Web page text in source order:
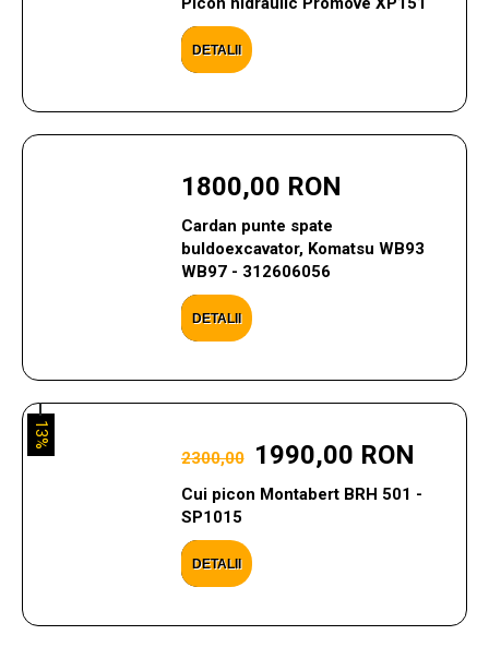
DETALII
1800,00 RON
Cardan punte spate
buldoexcavator, Komatsu WB93
WB97 - 312606056
DETALII
2300,00 1990,00 RON
Cui picon Montabert BRH 501 -
SP1015
DETALII
13%